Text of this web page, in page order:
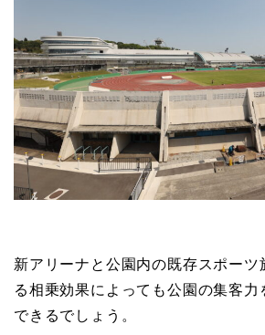
新アリーナと公園内の既存スポーツ
る相乗効果によっても公園の集客力
できるでしょう。